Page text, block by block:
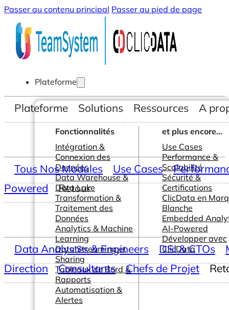
Passer au contenu principal Passer au pied de page
Plateforme
Fonctionnalités
Intégration &
Connexion des
Données
Data Warehouse &
Data Lake
Transformation &
Traitement des
Données
Analytics & Machine
Learning
Data Streaming et
Sharing
Tableaux de Bord &
Rapports
Automatisation &
Alertes
et plus encore...
Use Cases
Performance &
Scalabilité
Sécurité &
Certifications
ClicData en
Blanche
Embedded
AI-Powered
Développer avec
ClicData
Plateforme Solutions Ressources A
Tous Nos Modules Use Cases
Powered
Retour
Data Analystes & Engineers DSI & CTOs
Direction
Consultants Chefs de Projet